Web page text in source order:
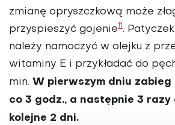
zmianę opryszczkową może
przyspieszyć gojenie11 .
należy namoczyć w olejku z
witaminy E i przykładać do
min. W pierwszym dniu
co 3 godz., a następnie 3 razy
kolejne 2 dni.